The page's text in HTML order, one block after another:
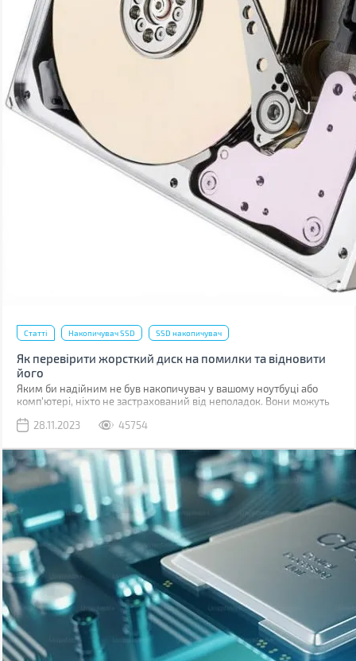
Статті Накопичувач SSD SSD накопичувач
Як перевірити жорсткий диск на помилки та відновити
його
Яким би надійним не був накопичувач у вашому ноутбуці або
комп'ютері, ніхто не застрахований від неполадок. Вони можуть
ушкодженнями комірок пам'яті.
28.11.2023 45754